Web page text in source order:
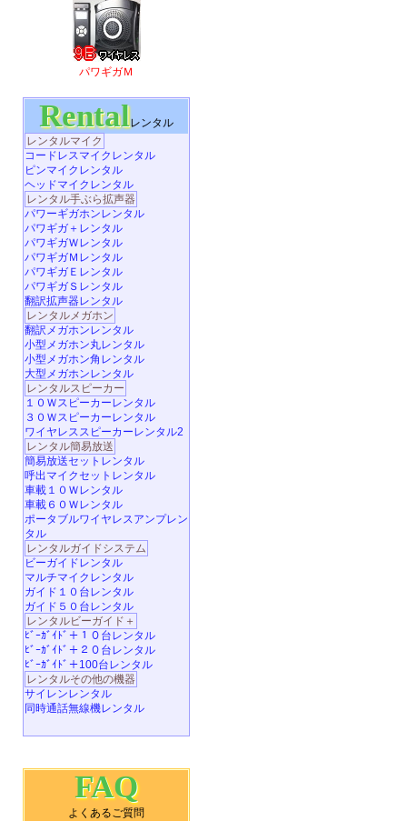
パワギガＭ
Rentalレンタル
レンタルマイク
コードレスマイクレンタル
ピンマイクレンタル
ヘッドマイクレンタル
レンタル手ぶら拡声器
パワーギガホンレンタル
パワギガ＋レンタル
パワギガＷレンタル
パワギガＭレンタル
パワギガＥレンタル
パワギガＳレンタル
翻訳拡声器レンタル
レンタルメガホン
翻訳メガホンレンタル
小型メガホン丸レンタル
小型メガホン角レンタル
大型メガホンレンタル
レンタルスピーカー
１０Ｗスピーカーレンタル
３０Ｗスピーカーレンタル
ワイヤレススピーカーレンタル2
レンタル簡易放送
簡易放送セットレンタル
呼出マイクセットレンタル
車載１０Ｗレンタル
車載６０Ｗレンタル
ポータブルワイヤレスアンプレン
タル
レンタルガイドシステム
ビーガイドレンタル
マルチマイクレンタル
ガイド１０台レンタル
ガイド５０台レンタル
レンタルビーガイド＋
ﾋﾞｰｶﾞｲﾄﾞ＋１０台レンタル
ﾋﾞｰｶﾞｲﾄﾞ＋２０台レンタル
ﾋﾞｰｶﾞｲﾄﾞ＋100台レンタル
レンタルその他の機器
サイレンレンタル
同時通話無線機レンタル
FAQ
よくあるご質問